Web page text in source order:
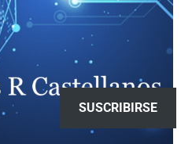
SUSCRIBIRSE